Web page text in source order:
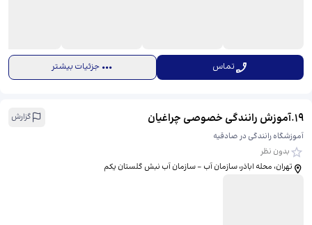
تماس جزئیات بیشتر
19
.آموزش رانندگی خصوصی چراغیان
گزارش
آموزشگاه رانندگی در صادقیه
بدون نظر
تهران، محله اباذر، سازمان آب - سازمان آب نبش گلستان یکم